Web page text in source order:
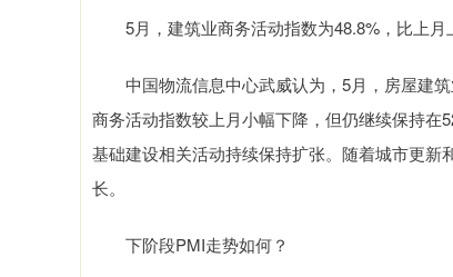
5月，建筑业商务活动指数为48.8%，比上月
中国物流信息中心武威认为，5月，房屋建筑
商务活动指数较上月小幅下降，但仍继续保持
基础建设相关活动持续保持扩张。随着城市更
长。
下阶段PMI走势如何？